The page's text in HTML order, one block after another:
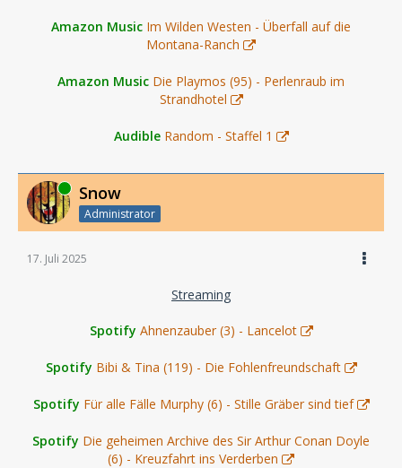
Amazon Music Im Wilden Westen - Überfall auf die
Montana-Ranch
Amazon Music Die Playmos (95) - Perlenraub im
Strandhotel
Audible Random - Staffel 1
Online Snow
Administrator
17. Juli 2025
Streaming
Spotify Ahnenzauber (3) - Lancelot
Spotify Bibi & Tina (119) - Die Fohlenfreundschaft
Spotify Für alle Fälle Murphy (6) - Stille Gräber sind tief
Spotify Die geheimen Archive des Sir Arthur Conan Doyle
(6) - Kreuzfahrt ins Verderben